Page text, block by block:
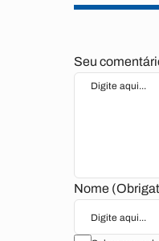
Seu
Nome